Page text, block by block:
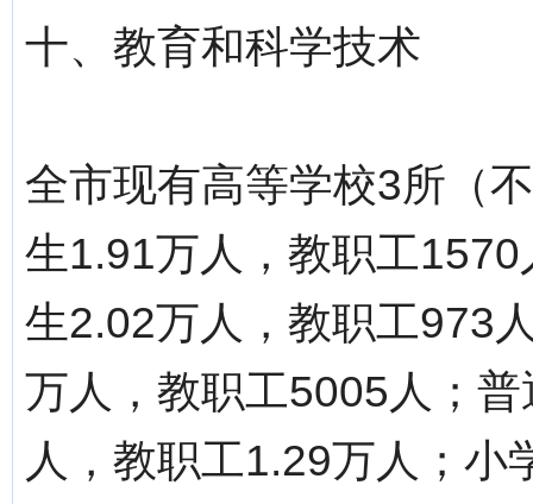
十、教育和科学技术
全市现有高等学校3所（
生1.91万人，教职工
生2.02万人，教职工973
万人，教职工5005人；
人，教职工1.29万人；